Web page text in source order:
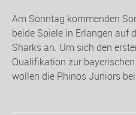
Am Sonntag kommenden
beide Spiele in Erlangen auf
Sharks an. Um sich den
Qualifikation zur
wollen die Rhinos Juniors